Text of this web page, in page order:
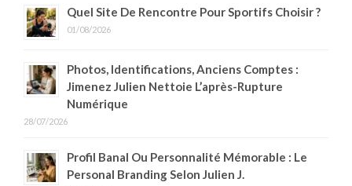
Quel Site De Rencontre Pour Sportifs Choisir ?
01/08/2026
Photos, Identifications, Anciens Comptes :
Jimenez Julien Nettoie L’après-Rupture
Numérique
28/07/2026
Profil Banal Ou Personnalité Mémorable : Le
Personal Branding Selon Julien J.